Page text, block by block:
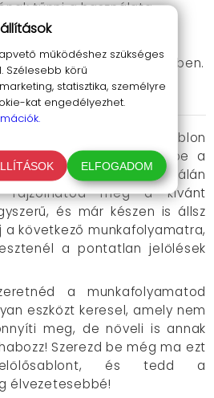
tűnni a használata.
felett
partner lesz a műhelyedben.
T-típusú jelölősablon
egyszerű. Csak akaszd be a
szélébe, majd a skálán
rajzolhatod meg a kívánt
és már készen is állsz
következő munkafolyamatra,
a pontatlan jelölések
a munkafolyamatod
eszközt keresel, amely nem
meg, de növeli is annak
Szerezd be még ma ezt
és tedd a
élvezetesebbé!
működéshez szükséges
Szélesebb körű
statisztika, személyre
kat engedélyezhet.
ELFOGADOM